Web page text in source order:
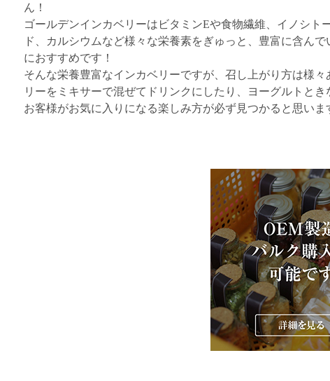
ん！
ゴールデンインカベリーはビタミンEや食物繊維、イノシト
ド、カルシウムなど様々な栄養素をぎゅっと、豊富に含ん
におすすめです！
そんな栄養豊富なインカベリーですが、召し上がり方は様
リーをミキサーで混ぜてドリンクにしたり、ヨーグルトと
お客様がお気に入りになる楽しみ方が必ず見つかると思いま